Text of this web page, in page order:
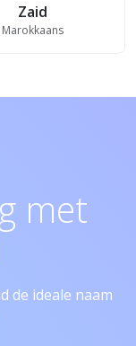
Zaid
Marokkaans
met
de ideale naam